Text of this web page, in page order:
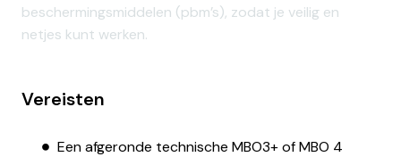
beschermingsmiddelen (pbm’s), zodat je veilig en
netjes kunt werken.
Vereisten
Een afgeronde technische MBO3+ of MBO 4